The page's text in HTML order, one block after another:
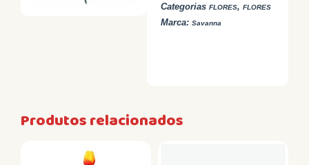
Categorias FLORES,FLORES
Marca:Savanna
Produtos relacionados